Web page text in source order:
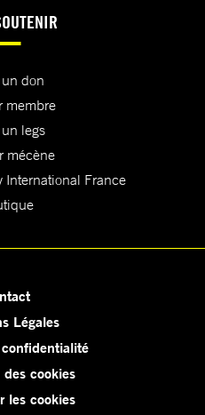
don
membre
legs
mécène
International France
Légales
cookies
les cookies